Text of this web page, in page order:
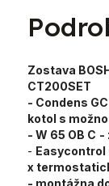
Zostava
CT200SET
- Condens
kotol s
- W 65 OB C -
- Easycontrol
x
- montážna